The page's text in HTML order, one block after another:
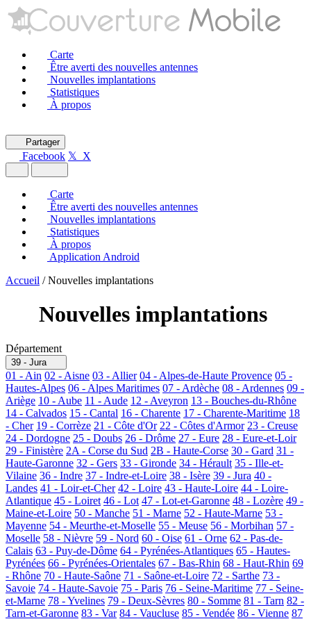
Carte
Être averti des nouvelles antennes
Nouvelles implantations
Statistiques
À propos
Partager
Facebook 𝕏 X
Carte
Être averti des nouvelles antennes
Nouvelles implantations
Statistiques
À propos
Application Android
Accueil / Nouvelles implantations
Nouvelles implantations
Département
39 - Jura
01 - Ain 02 - Aisne 03 - Allier 04 - Alpes-de-Haute Provence 05 -
Hautes-Alpes 06 - Alpes Maritimes 07 - Ardèche 08 - Ardennes 09 -
Ariège 10 - Aube 11 - Aude 12 - Aveyron 13 - Bouches-du-Rhône
14 - Calvados 15 - Cantal 16 - Charente 17 - Charente-Maritime 18
- Cher 19 - Corrèze 21 - Côte d'Or 22 - Côtes d'Armor 23 - Creuse
24 - Dordogne 25 - Doubs 26 - Drôme 27 - Eure 28 - Eure-et-Loir
29 - Finistère 2A - Corse du Sud 2B - Haute-Corse 30 - Gard 31 -
Haute-Garonne 32 - Gers 33 - Gironde 34 - Hérault 35 - Ille-et-
Vilaine 36 - Indre 37 - Indre-et-Loire 38 - Isère 39 - Jura 40 -
Landes 41 - Loir-et-Cher 42 - Loire 43 - Haute-Loire 44 - Loire-
Atlantique 45 - Loiret 46 - Lot 47 - Lot-et-Garonne 48 - Lozère 49 -
Maine-et-Loire 50 - Manche 51 - Marne 52 - Haute-Marne 53 -
Mayenne 54 - Meurthe-et-Moselle 55 - Meuse 56 - Morbihan 57 -
Moselle 58 - Nièvre 59 - Nord 60 - Oise 61 - Orne 62 - Pas-de-
Calais 63 - Puy-de-Dôme 64 - Pyrénées-Atlantiques 65 - Hautes-
Pyrénées 66 - Pyrénées-Orientales 67 - Bas-Rhin 68 - Haut-Rhin 69
- Rhône 70 - Haute-Saône 71 - Saône-et-Loire 72 - Sarthe 73 -
Savoie 74 - Haute-Savoie 75 - Paris 76 - Seine-Maritime 77 - Seine-
et-Marne 78 - Yvelines 79 - Deux-Sèvres 80 - Somme 81 - Tarn 82 -
Tarn-et-Garonne 83 - Var 84 - Vaucluse 85 - Vendée 86 - Vienne 87